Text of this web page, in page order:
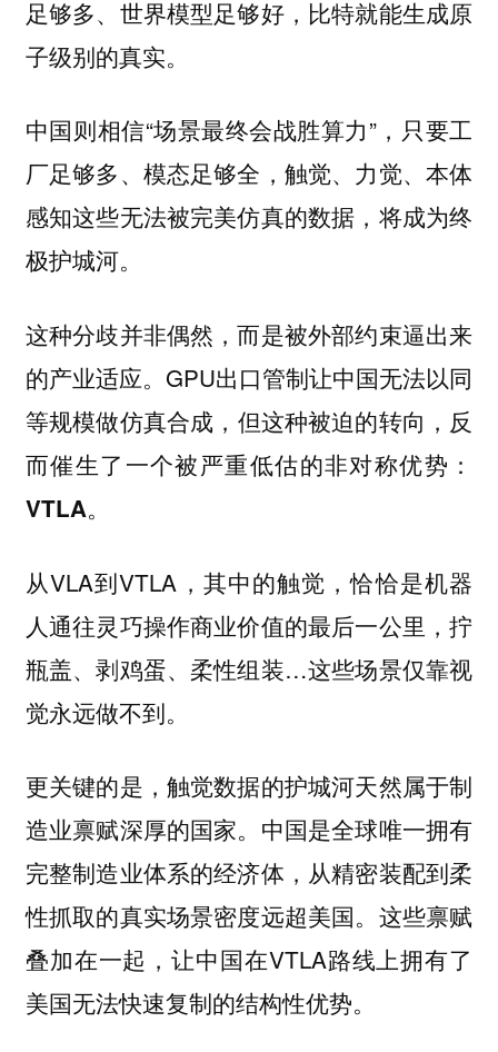
足够多、世界模型足够好，比特就能生成原
子级别的真实。
中国则相信“场景最终会战胜算力”，只要工
厂足够多、模态足够全，触觉、力觉、本体
感知这些无法被完美仿真的数据，将成为终
极护城河。
这种分歧并非偶然，而是被外部约束逼出来
的产业适应。GPU出口管制让中国无法以同
等规模做仿真合成， 但这种被迫的转向，反
而催生了一个被严重低估的非对称优势：
VTLA。
从VLA到VTLA，其中的触觉，恰恰是机器
人通往灵巧操作商业价值的最后一公里，拧
瓶盖、剥鸡蛋、柔性组装…这些场景仅靠视
觉永远做不到。
更关键的是，触觉数据的护城河天然属于制
造业禀赋深厚的国家。中国是全球唯一拥有
完整制造业体系的经济体，从精密装配到柔
性抓取的真实场景密度远超美国。这些禀赋
叠加在一起，让中国在VTLA路线上拥有了
美国无法快速复制的结构性优势。